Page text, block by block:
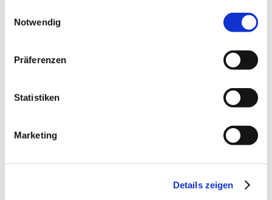
Notwendig
Präferenzen
Statistiken
Marketing
Details zeigen
Lagergehäuse
Normaler Verkaufspreis EUR
EUR 153,92/